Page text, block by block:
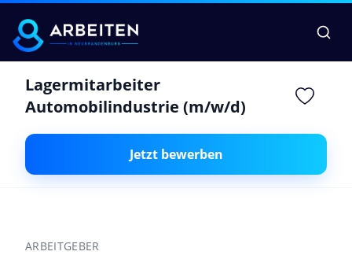
Lagermitarbeiter
Automobilindustrie (m/w/d)
Jetzt bewerben
ARBEITGEBER